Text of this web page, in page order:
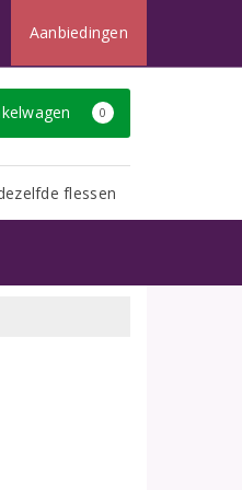
Klantenservice
0
flessen
Aanbiedingen